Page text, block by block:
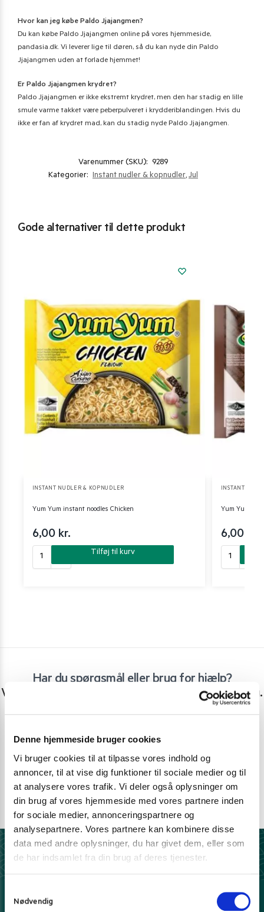
Denne hjemmeside bruger cookies
Vi bruger cookies til at tilpasse vores indhold og
annoncer, til at vise dig funktioner til sociale medier og til
at analysere vores trafik. Vi deler også oplysninger om
din brug af vores hjemmeside med vores partnere inden
for sociale medier, annonceringspartnere og
analysepartnere. Vores partnere kan kombinere disse
data med andre oplysninger, du har givet dem, eller som
de har indsamlet fra din brug af deres tjenester.
Nødvendig
Hvor kan jeg købe Paldo Jjajangmen?
Du kan købe Paldo Jjajangmen online på vores hjemmeside,
pandasia.dk. Vi leverer lige til døren, så du kan nyde din Paldo
Jjajangmen uden at forlade hjemmet!
Er Paldo Jjajangmen krydret?
Paldo Jjajangmen er ikke ekstremt krydret, men den har stadig en lille
smule varme takket være peberpulveret i krydderiblandingen. Hvis du
ikke er fan af krydret mad, kan du stadig nyde Paldo Jjajangmen.
Varenummer (SKU): 9289
Kategorier: Instant nudler & kopnudler, Jul
Gode alternativer til dette produkt
INSTANT NUDLER & KOPNUDLER
Yum Yum instant noodles Chicken
6,00 kr.
Tilføj til kurv
INSTANT
Yum Yum
6,00
Har du spørgsmål eller brug for hjælp?
Vi er lige her. Kundeservice sidder klar til at hjælpe dig.
Vi guider dig igennem asiatisk mad
Telefon support
Ring 30 27 78 78
E-mail support
kundeservice@pandasia.dk
Derfor har 10.000+ madelskere valgt Pandasia.dk
Vi elsker tilfredse kunder